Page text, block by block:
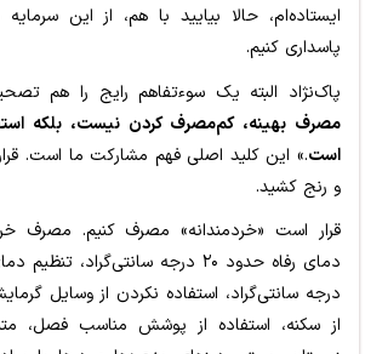
ایستاده‌ام، حالا بیایید با هم، از این
پاسداری کنیم.
پاک‌نژاد البته یک سوءتفاهم رایج را هم
مصرف بهینه، کم‌مصرف کردن نیست، بلکه
است.» این کلید اصلی فهم مشارکت ما است.
و رنج کشید.
قرار است «خردمندانه» مصرف کنیم. مصرف
درجه سانتی‌گراد، استفاده نکردن از وسایل
از سکنه، استفاده از پوشش مناسب فصل،